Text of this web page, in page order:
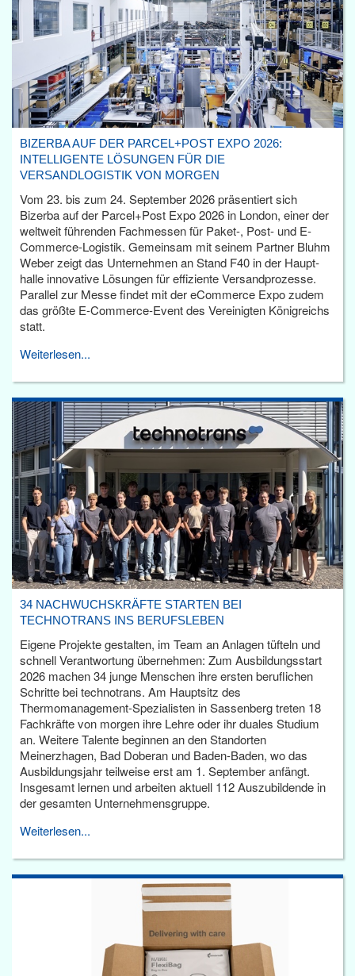
BIZERBA AUF DER PARCEL+POST EXPO 2026:
INTELLIGENTE LÖSUNGEN FÜR DIE
VERSANDLOGISTIK VON MORGEN
Vom 23. bis zum 24. September 2026 präsentiert sich
Bizerba auf der Parcel+Post Expo 2026 in London, einer der
weltweit führenden Fachmessen für Paket-, Post- und E-
Commerce-Logistik. Gemeinsam mit seinem Partner Bluhm
Weber zeigt das Unternehmen an Stand F40 in der Haupt­
halle innovative Lösungen für effiziente Versandprozesse.
Parallel zur Messe findet mit der eCommerce Expo zudem
das größte E-Commerce-Event des Vereinigten Königreichs
statt.
Weiterlesen...
34 NACHWUCHSKRÄFTE STARTEN BEI
TECHNOTRANS INS BERUFSLEBEN
Eigene Projekte gestalten, im Team an Anlagen tüfteln und
schnell Verantwortung übernehmen: Zum Ausbildungsstart
2026 machen 34 junge Menschen ihre ersten beruflichen
Schritte bei technotrans. Am Hauptsitz des
Thermomanagement-Spezialisten in Sassenberg treten 18
Fachkräfte von morgen ihre Lehre oder ihr duales Studium
an. Weitere Talente beginnen an den Standorten
Meinerzhagen, Bad Doberan und Baden-Baden, wo das
Ausbildungsjahr teilweise erst am 1. September anfängt.
Insgesamt lernen und arbeiten aktuell 112 Auszubildende in
der gesamten Unternehmensgruppe.
Weiterlesen...